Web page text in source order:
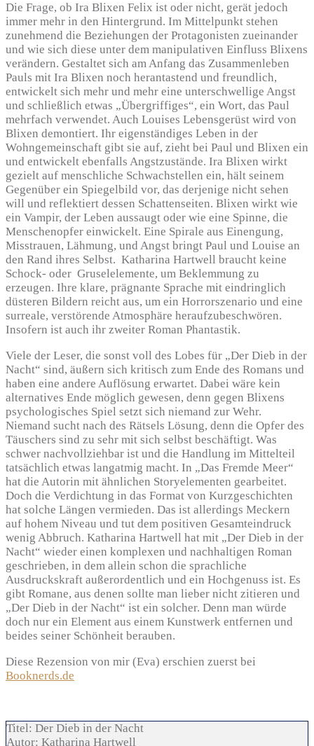
Die Frage, ob Ira Blixen Felix ist oder nicht, gerät jedoch
immer mehr in den Hintergrund. Im Mittelpunkt stehen
zunehmend die Beziehungen der Protagonisten zueinander
und wie sich diese unter dem manipulativen Einfluss Blixens
verändern. Gestaltet sich am Anfang das Zusammenleben
Pauls mit Ira Blixen noch herantastend und freundlich,
entwickelt sich mehr und mehr eine unterschwellige Angst
und schließlich etwas „Übergriffiges“, ein Wort, das Paul
mehrfach verwendet. Auch Louises Lebensgerüst wird von
Blixen demontiert. Ihr eigenständiges Leben in der
Wohngemeinschaft gibt sie auf, zieht bei Paul und Blixen ein
und entwickelt ebenfalls Angstzustände. Ira Blixen wirkt
gezielt auf menschliche Schwachstellen ein, hält seinem
Gegenüber ein Spiegelbild vor, das derjenige nicht sehen
will und reflektiert dessen Schattenseiten. Blixen wirkt wie
ein Vampir, der Leben aussaugt oder wie eine Spinne, die
Menschenopfer einwickelt. Eine Spirale aus Einengung,
Misstrauen, Lähmung, und Angst bringt Paul und Louise an
den Rand ihres Selbst. Katharina Hartwell braucht keine
Schock- oder Gruselelemente, um Beklemmung zu
erzeugen. Ihre klare, prägnante Sprache mit eindringlich
düsteren Bildern reicht aus, um ein Horrorszenario und eine
surreale, verstörende Atmosphäre heraufzubeschwören.
Insofern ist auch ihr zweiter Roman Phantastik.
Viele der Leser, die sonst voll des Lobes für „Der Dieb in der
Nacht“ sind, äußern sich kritisch zum Ende des Romans und
haben eine andere Auflösung erwartet. Dabei wäre kein
alternatives Ende möglich gewesen, denn gegen Blixens
psychologisches Spiel setzt sich niemand zur Wehr.
Niemand sucht nach des Rätsels Lösung, denn die Opfer des
Täuschers sind zu sehr mit sich selbst beschäftigt. Was
schwer nachvollziehbar ist und die Handlung im Mittelteil
tatsächlich etwas langatmig macht. In „Das Fremde Meer“
hat die Autorin mit ähnlichen Storyelementen gearbeitet.
Doch die Verdichtung in das Format von Kurzgeschichten
hat solche Längen vermieden. Das ist allerdings Meckern
auf hohem Niveau und tut dem positiven Gesamteindruck
wenig Abbruch. Katharina Hartwell hat mit „Der Dieb in der
Nacht“ wieder einen komplexen und nachhaltigen Roman
geschrieben, in dem allein schon die sprachliche
Ausdruckskraft außerordentlich und ein Hochgenuss ist. Es
gibt Romane, aus denen sollte man lieber nicht zitieren und
„Der Dieb in der Nacht“ ist ein solcher. Denn man würde
doch nur ein Element aus einem Kunstwerk entfernen und
beides seiner Schönheit berauben.
Diese Rezension von mir (Eva) erschien zuerst bei
Booknerds.de
Titel: Der Dieb in der Nacht
Autor: Katharina Hartwell